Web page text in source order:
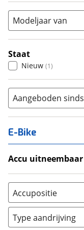
Modeljaar van
Staat
Nieuw (1)
Aangeboden sinds
E-Bike
Accu uitneembaar
Nee, vast (0)
Accupositie
Bagagedrager (0)
Frame (0 )
Type aandrijving